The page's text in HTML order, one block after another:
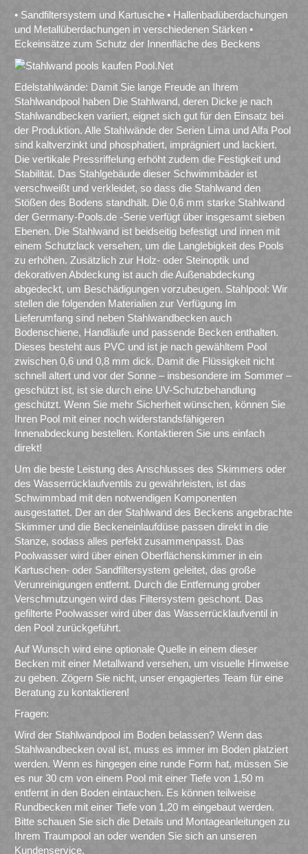
• Sandfiltersystem und Kartusche • Hallenbadüberdachungen
und Metallüberdachungen in verschiedenen Stärken •
Eckeinsätze zum Schutz der Innenfläche des Beckens
Edelstahlwände: Damit Sie lange Freude an Ihrem
Stahlwandpool haben Die Stahlwand, deren Dicke je nach
Stahlwandbecken variiert, eignet sich gut für den Einsatz bei
der Produktion. Alle Stahlwände der Serien Lima und Alfa Pool
sind kaltverzinkt und phosphatiert, imprägniert und lackiert.
Die vertikale Pressriffelung erhöht zudem die Festigkeit und
Stabilität. Das Stahlgebäude dieser Schwimmbäder ist
verschweißt und verkleidet, so dass die Stahlwand den
Stößen des Bodens standhält. Die 0,6 mm starke Stahlwand
der Germany-Pools.de -Serie verfügt über insgesamt sieben
Ebenen. Die Stahlwand ist beidseitig befestigt und innen mit
einem Schutzlack versehen, um die Langlebigkeit des Pools
zu erhöhen. Zusätzlich zur Holz- oder Steinoptik und
dekorativen Abdeckung ist auch die Außenabdeckung
abgedeckt, um Beschädigungen vorzubeugen. Stahlpool: Wir
stellen die folgenden Materialien zur Verfügung Im
Lieferumfang sind neben Stahlwandbecken auch
Bodenschiene, Handläufe und passende Becken enthalten.
Dieses besteht aus PVC und ist je nach gewähltem Pool
zwischen 0,6 und 0,8 mm dick. Damit die Flüssigkeit nicht
schnell altert und vor der Sonne – insbesondere im Sommer –
geschützt ist, ist sie durch eine UV-Schutzbehandlung
geschützt. Wenn Sie mehr Sicherheit wünschen, können Sie
Ihren Pool mit einer noch widerstandsfähigeren
Innenabdeckung bestellen. Kontaktieren Sie uns einfach
direkt!
Um die beste Leistung des Anschlusses des Skimmers oder
des Wasserrücklaufventils zu gewährleisten, ist das
Schwimmbad mit den notwendigen Komponenten
ausgestattet. Der an der Stahlwand des Beckens angebrachte
Skimmer und die Beckeneinlaufdüse passen direkt in die
Stanze, sodass alles perfekt zusammenpasst. Das
Poolwasser wird über einen Oberflächenskimmer in ein
Kartuschen- oder Sandfiltersystem geleitet, das große
Verunreinigungen entfernt. Durch die Entfernung grober
Verschmutzungen wird das Filtersystem geschont. Das
gefilterte Poolwasser wird über das Wasserrücklaufventil in
den Pool zurückgeführt.
Auf Wunsch wird eine optionale Quelle in einem dieser
Becken mit einer Metallwand versehen, um visuelle Hinweise
zu geben. Zögern Sie nicht, unser engagiertes Team für eine
Beratung zu kontaktieren!
Fragen:
Wird der Stahlwandpool im Boden belassen? Wenn das
Stahlwandbecken oval ist, muss es immer im Boden platziert
werden. Wenn es hingegen eine runde Form hat, müssen Sie
es nur 30 cm von einem Pool mit einer Tiefe von 1,50 m
entfernt in den Boden eintauchen. Es können teilweise
Rundbecken mit einer Tiefe von 1,20 m eingebaut werden.
Bitte schauen Sie sich die Details und Montageanleitungen zu
Ihrem Traumpool an oder wenden Sie sich an unseren
Kundenservice.